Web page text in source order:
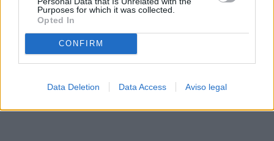
Purposes for which it was collected.
Opted In
CONFIRM
Data Deletion Data Access Aviso legal